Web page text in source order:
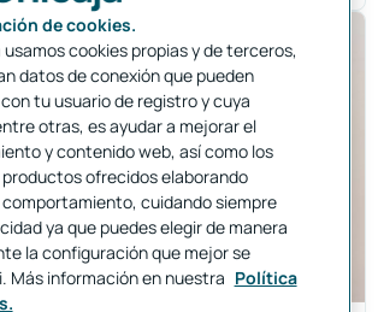
de cookies.
usamos cookies propias y de terceros,
datos de conexión que pueden
tu usuario de registro y cuya
otras, es ayudar a mejorar el
y contenido web, así como los
ofrecidos elaborando
cuidando siempre
ya que puedes elegir de manera
la configuración que mejor se
Más información en nuestra Política